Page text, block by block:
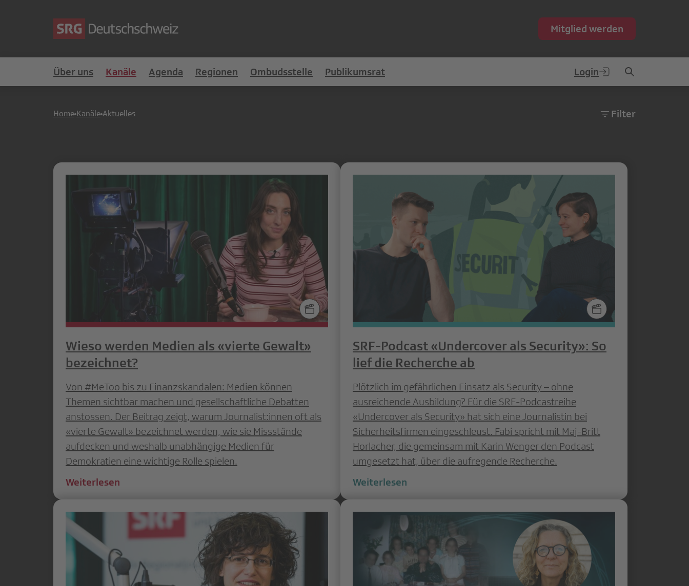
Mitglied werden
Über uns Kanäle Agenda Regionen Ombudsstelle Publikumsrat Login
Home Kanäle Aktuelles Filter
Wieso werden Medien als «vierte Gewalt»
bezeichnet?
Von #MeToo bis zu Finanzskandalen: Medien können
Themen sichtbar machen und gesellschaftliche Debatten
anstossen. Der Beitrag zeigt, warum Journalist:innen oft als
«vierte Gewalt» bezeichnet werden, wie sie Missstände
aufdecken und weshalb unabhängige Medien für
Demokratien eine wichtige Rolle spielen.
Weiterlesen
SRF-Podcast «Undercover als Security»: So
lief die Recherche ab
Plötzlich im gefährlichen Einsatz als Security – ohne
ausreichende Ausbildung? Für die SRF-Podcastreihe
«Undercover als Security» hat sich eine Journalistin bei
Sicherheitsfirmen eingeschleust. Fabi spricht mit Maj-Britt
Horlacher, die gemeinsam mit Karin Wenger den Podcast
umgesetzt hat, über die aufregende Recherche.
Weiterlesen